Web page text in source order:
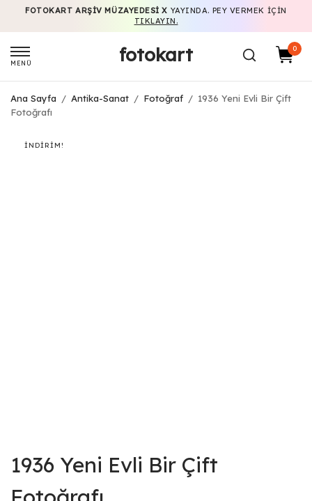
FOTOKART ARŞIV MÜZAYEDESI X YAYINDA. PEY VERMEK IÇIN
TIKLAYIN.
MENÜ fotokart 0
Ana Sayfa / Antika-Sanat / Fotoğraf / 1936 Yeni Evli Bir Çift
Fotoğrafı
İNDIRIM!
1936 Yeni Evli Bir Çift